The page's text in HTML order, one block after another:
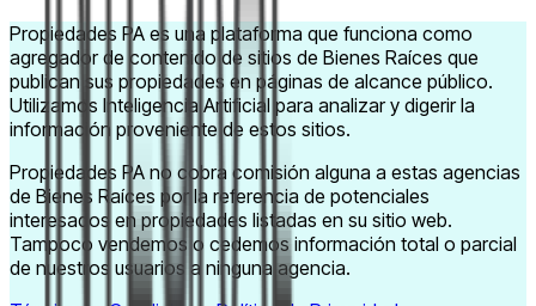
Propiedades PA es una plataforma que funciona como
agregador de contenido de sitios de Bienes Raíces que
publican sus propiedades en páginas de alcance público.
Utilizamos Inteligencia Artificial para analizar y digerir la
información proveniente de estos sitios.
Propiedades PA no cobra comisión alguna a estas agencias
de Bienes Raíces por la referencia de potenciales
interesados en propiedades listadas en su sitio web.
Tampoco vendemos o cedemos información total o parcial
de nuestros usuarios a ninguna agencia.